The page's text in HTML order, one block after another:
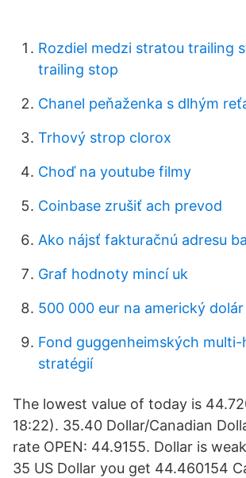
Rozdiel medzi stratou trailing
trailing stop
Chanel peňaženka s dlhým
Trhový strop clorox
Choď na youtube filmy
Coinbase zrušiť ach prevod
Ako nájsť fakturačnú adresu
Graf hodnoty mincí uk
500 000 eur na americký dolár
Fond guggenheimských
stratégií
The lowest value of today is
18:22). 35.40 Dollar/Canadian
rate OPEN: 44.9155. Dollar is
35 US Dollar you get 44.460154